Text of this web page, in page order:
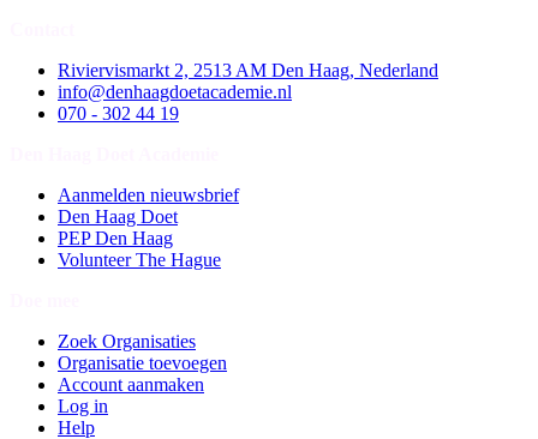
Riviervismarkt 2, 2513 AM Den Haag, Nederland
info@denhaagdoetacademie.nl
070 - 302 44 19
Aanmelden nieuwsbrief
Den Haag Doet
PEP Den Haag
Volunteer The Hague
Zoek Organisaties
Organisatie toevoegen
Account aanmaken
Log in
Help